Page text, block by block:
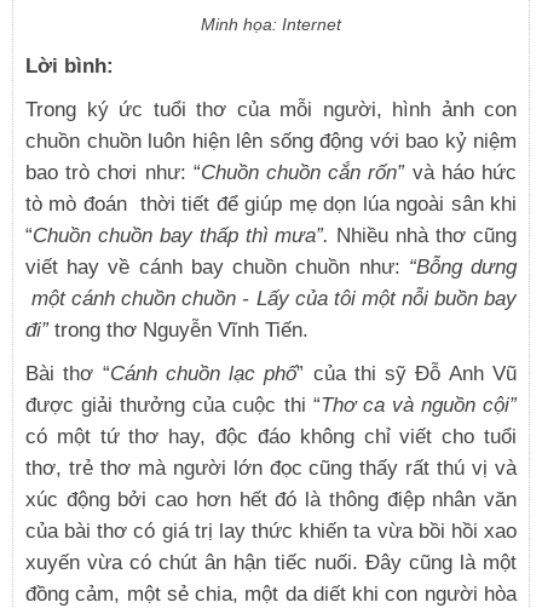
Minh họa: Internet
Lời bình:
Trong ký ức tuổi thơ của mỗi người, hình ảnh con
chuồn chuồn luôn hiện lên sống động với bao kỷ niệm
bao trò chơi như: “Chuồn chuồn cắn rốn”và háo hức
tò mò đoán thời tiết để giúp mẹ dọn lúa ngoài sân khi
“Chuồn chuồn bay thấp thì mưa”. Nhiều nhà thơ cũng
viết hay về cánh bay chuồn chuồn như: “Bỗng dưng
một cánh chuồn chuồn - Lấy của tôi một nỗi buồn bay
đi”trong thơ Nguyễn Vĩnh Tiến.
Bài thơ “Cánh chuồn lạc phố” của thi sỹ Đỗ Anh Vũ
được giải thưởng của cuộc thi “Thơ ca và nguồn cội”
có một tứ thơ hay, độc đáo không chỉ viết cho tuổi
thơ, trẻ thơ mà người lớn đọc cũng thấy rất thú vị và
xúc động bởi cao hơn hết đó là thông điệp nhân văn
của bài thơ có giá trị lay thức khiến ta vừa bồi hồi xao
xuyến vừa có chút ân hận tiếc nuối. Đây cũng là một
đồng cảm, một sẻ chia, một da diết khi con người hòa